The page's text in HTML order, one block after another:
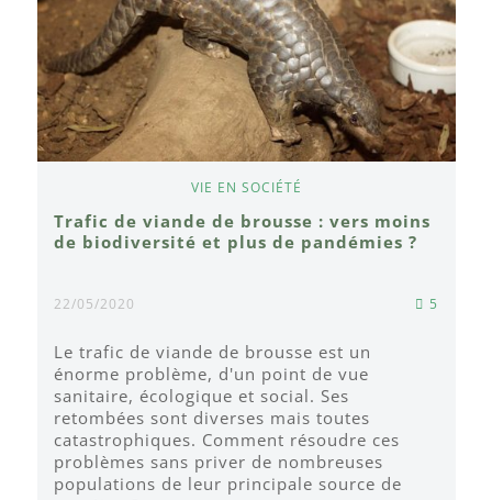
VIE EN SOCIÉTÉ
Trafic de viande de brousse : vers moins
de biodiversité et plus de pandémies ?
22/05/2020 5
Le trafic de viande de brousse est un
énorme problème, d'un point de vue
sanitaire, écologique et social. Ses
retombées sont diverses mais toutes
catastrophiques. Comment résoudre ces
problèmes sans priver de nombreuses
populations de leur principale source de